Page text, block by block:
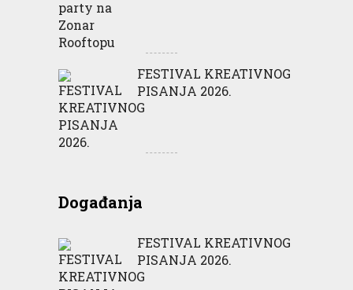
FESTIVAL KREATIVNOG
PISANJA 2026.
Događanja
FESTIVAL KREATIVNOG
PISANJA 2026.